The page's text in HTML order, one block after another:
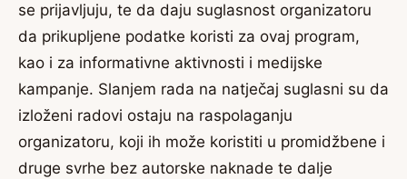
se prijavljuju, te da daju suglasnost organizatoru
da prikupljene podatke koristi za ovaj program,
kao i za informativne aktivnosti i medijske
kampanje. Slanjem rada na natječaj suglasni su da
izloženi radovi ostaju na raspolaganju
organizatoru, koji ih može koristiti u promidžbene i
druge svrhe bez autorske naknade te dalje